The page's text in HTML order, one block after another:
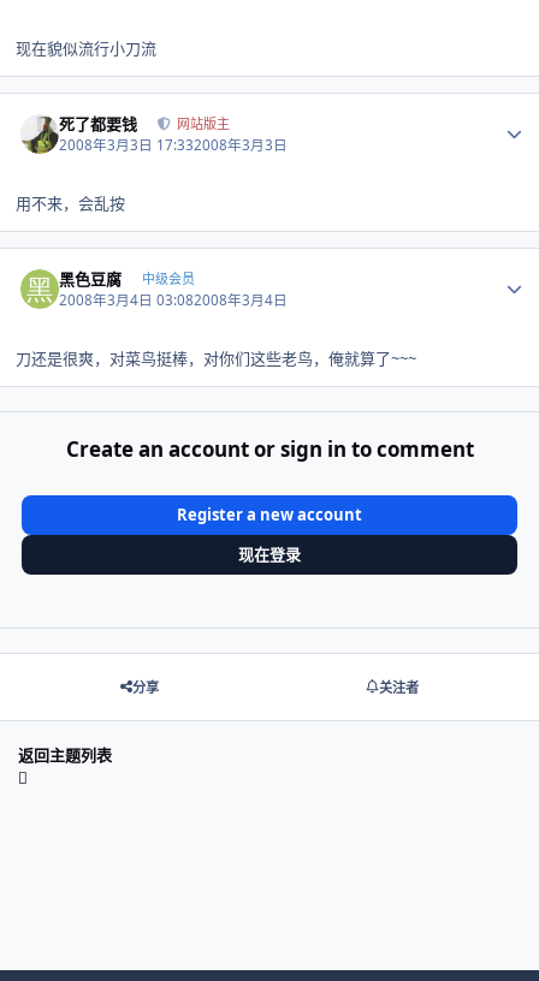
现在貌似流行小刀流
死了都要钱 网站版主
2008年3月3日 17:332008年3月3日
用不来，会乱按
黑色豆腐 中级会员
2008年3月4日 03:082008年3月4日
刀还是很爽，对菜鸟挺棒，对你们这些老鸟，俺就算了~~~
Create an account or sign in to comment
Register a new account
现在登录
分享 关注者
返回主题列表